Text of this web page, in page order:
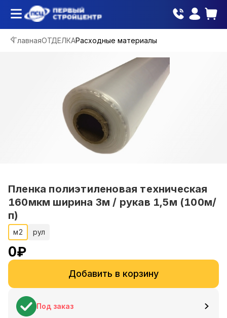
ГлавнаяОТДЕЛКАРасходные материалы
Пленка полиэтиленовая техническая
160мкм ширина 3м / рукав 1,5м (100м/
п)
м2 рул
0₽
Добавить в корзину
Под заказ